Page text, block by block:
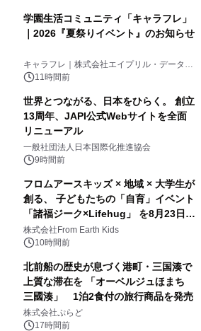
学園生活コミュニティ「キャラフレ」
｜2026『夏祭りイベント』のお知らせ
キャラフレ｜株式会社エイプリル・データ・
デザインズ
11時間前
世界とつながる、日本をひらく。 創立
13周年、JAPI公式Webサイトを全面
リニューアル
一般社団法人日本国際化推進協会
9時間前
フロムアースキッズ × 地域 × 大学生が
創る、 子どもたちの「自育」イベント
「諸福ジーク×Lifehug」 を8月23日
(日)開催
株式会社From Earth Kids
10時間前
北前船の歴史が息づく港町・三国湊で
上質な滞在を 「オーベルジュほまち
三國湊」 1泊2食付の旅行商品を発売
株式会社ぷらど
17時間前